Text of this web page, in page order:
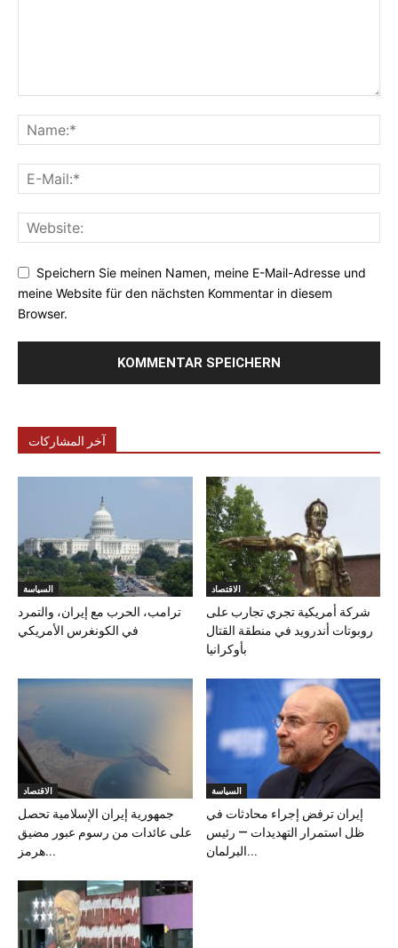
Speichern Sie meinen Namen, meine E-Mail-Adresse und
meine Website für den nächsten Kommentar in diesem
Browser.
آخر المشاركات
السياسة
ترامب، الحرب مع إيران، والتمرد
في الكونغرس الأمريكي
الاقتصاد
شركة أمريكية تجري تجارب على
روبوتات أندرويد في منطقة القتال
بأوكرانيا
الاقتصاد
جمهورية إيران الإسلامية تحصل
على عائدات من رسوم عبور مضيق
هرمز...
السياسة
إيران ترفض إجراء محادثات في
ظل استمرار التهديدات — رئيس
البرلمان...